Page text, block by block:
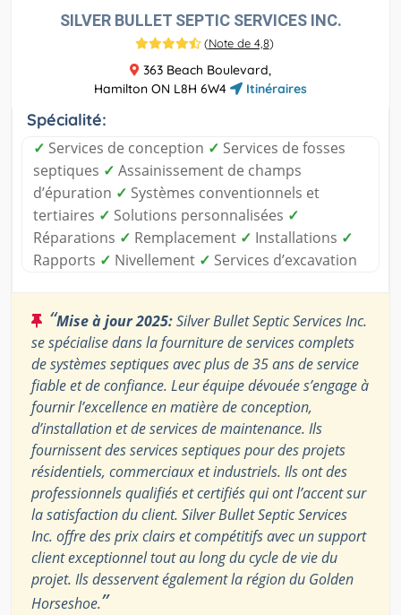
SILVER BULLET SEPTIC SERVICES INC.
(Note de 4,8)
363 Beach Boulevard,
Hamilton ON L8H 6W4
Itinéraires
Spécialité:
✓ Services de conception ✓ Services de fosses
septiques ✓ Assainissement de champs
d’épuration ✓ Systèmes conventionnels et
tertiaires ✓ Solutions personnalisées ✓
Réparations ✓ Remplacement ✓ Installations ✓
Rapports ✓ Nivellement ✓ Services d’excavation
“Mise à jour 2025:Silver Bullet Septic Services Inc.
se spécialise dans la fourniture de services complets
de systèmes septiques avec plus de 35 ans de service
fiable et de confiance. Leur équipe dévouée s’engage à
fournir l’excellence en matière de conception,
d’installation et de services de maintenance. Ils
fournissent des services septiques pour des projets
résidentiels, commerciaux et industriels. Ils ont des
professionnels qualifiés et certifiés qui ont l’accent sur
la satisfaction du client. Silver Bullet Septic Services
Inc. offre des prix clairs et compétitifs avec un support
client exceptionnel tout au long du cycle de vie du
projet. Ils desservent également la région du Golden
Horseshoe.”